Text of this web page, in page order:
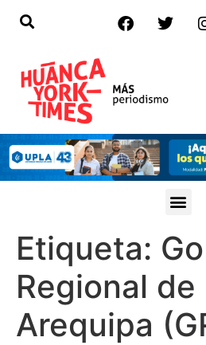
Etiqueta:
Regional de
Arequipa